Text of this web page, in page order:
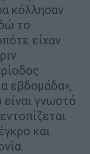
κόλλησαν
το
είχαν
εβδομάδα»,
γνωστό
και